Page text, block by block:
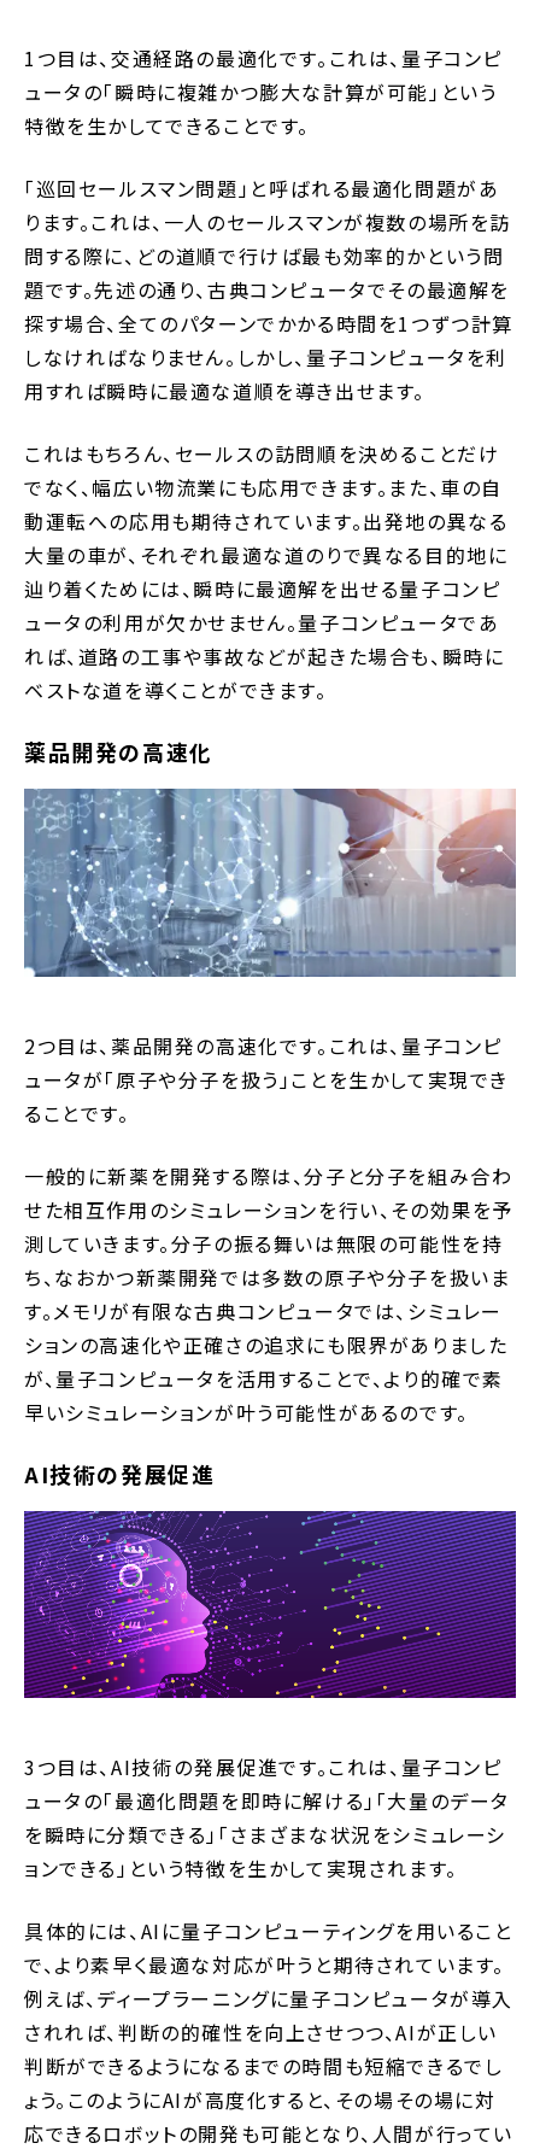
1つ目は、交通経路の最適化です。これは、量子コンピ
ュータの「瞬時に複雑かつ膨大な計算が可能」という
特徴を生かしてできることです。
「巡回セールスマン問題」と呼ばれる最適化問題があ
ります。これは、一人のセールスマンが複数の場所を訪
問する際に、どの道順で行けば最も効率的かという問
題です。先述の通り、古典コンピュータでその最適解を
探す場合、全てのパターンでかかる時間を1つずつ計算
しなければなりません。しかし、量子コンピュータを利
用すれば瞬時に最適な道順を導き出せます。
これはもちろん、セールスの訪問順を決めることだけ
でなく、幅広い物流業にも応用できます。また、車の自
動運転への応用も期待されています。出発地の異なる
大量の車が、それぞれ最適な道のりで異なる目的地に
辿り着くためには、瞬時に最適解を出せる量子コンピ
ュータの利用が欠かせません。量子コンピュータであ
れば、道路の工事や事故などが起きた場合も、瞬時に
ベストな道を導くことができます。
薬品開発の高速化
2つ目は、薬品開発の高速化です。これは、量子コンピ
ュータが「原子や分子を扱う」ことを生かして実現でき
ることです。
一般的に新薬を開発する際は、分子と分子を組み合わ
せた相互作用のシミュレーションを行い、その効果を予
測していきます。分子の振る舞いは無限の可能性を持
ち、なおかつ新薬開発では多数の原子や分子を扱いま
す。メモリが有限な古典コンピュータでは、シミュレー
ションの高速化や正確さの追求にも限界がありました
が、量子コンピュータを活用することで、より的確で素
早いシミュレーションが叶う可能性があるのです。
AI技術の発展促進
3つ目は、AI技術の発展促進です。これは、量子コンピ
ュータの「最適化問題を即時に解ける」「大量のデータ
を瞬時に分類できる」「さまざまな状況をシミュレーシ
ョンできる」という特徴を生かして実現されます。
具体的には、AIに量子コンピューティングを用いること
で、より素早く最適な対応が叶うと期待されています。
例えば、ディープラーニングに量子コンピュータが導入
されれば、判断の的確性を向上させつつ、AIが正しい
判断ができるようになるまでの時間も短縮できるでし
ょう。このようにAIが高度化すると、その場その場に対
応できるロボットの開発も可能となり、人間が行ってい